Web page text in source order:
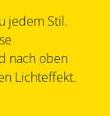
jedem Stil.
nach oben
Lichteffekt.